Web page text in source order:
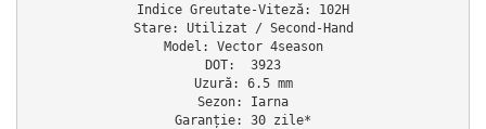
Indice Greutate-Viteză: 102H
Stare: Utilizat / Second-Hand
Model: Vector 4season
DOT:  3923
Uzură: 6.5 mm
Sezon: Iarna
Garanție: 30 zile*